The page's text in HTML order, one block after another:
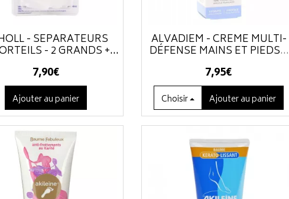
- SÉPARATEURS
- 2 GRANDS +...
7,90€
Ajouter au panier
ALVADIEM - CRÈME MULTI-
DÉFENSE MAINS ET PIEDS...
7,95€
Choisir Ajouterau panier